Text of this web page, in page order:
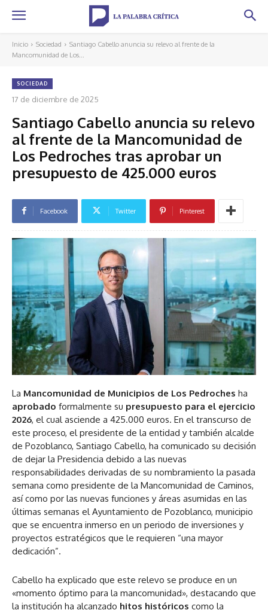
Inicio Sociedad
Santiago Cabello anuncia su relevo al frente de la
Mancomunidad de Los...
SOCIEDAD
17 de diciembre de 2025
Santiago Cabello anuncia su relevo
al frente de la Mancomunidad de
Los Pedroches tras aprobar un
presupuesto de 425.000 euros
Facebook Twitter Pinterest
La Mancomunidad de Municipios de Los Pedroches ha
aprobado formalmente su presupuesto para el ejercicio
2026, el cual asciende a 425.000 euros. En el transcurso de
este proceso, el presidente de la entidad y también alcalde
de Pozoblanco, Santiago Cabello, ha comunicado su decisión
de dejar la Presidencia debido a las nuevas
responsabilidades derivadas de su nombramiento la pasada
semana como presidente de la Mancomunidad de Caminos,
así como por las nuevas funciones y áreas asumidas en las
últimas semanas el Ayuntamiento de Pozoblanco, municipio
que se encuentra inmerso en un periodo de inversiones y
proyectos estratégicos que le requieren “una mayor
dedicación”.
Cabello ha explicado que este relevo se produce en un
«momento óptimo para la mancomunidad», destacando que
la institución ha alcanzado hitos históricos como la